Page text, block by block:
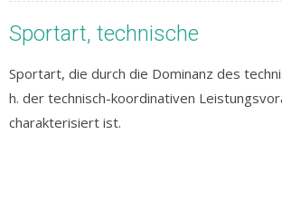
Sportart, technische
Sportart, die durch die Dominanz des
h. der technisch-koordinativen
charakterisiert ist.